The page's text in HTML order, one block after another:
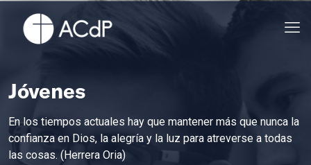
Jóvenes
En los tiempos actuales hay que mantener más que nunca la
confianza en Dios, la alegría y la luz para atreverse a todas
las cosas. (Herrera Oria)